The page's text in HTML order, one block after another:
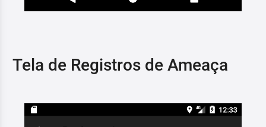
Tela de Registros de Ameaça